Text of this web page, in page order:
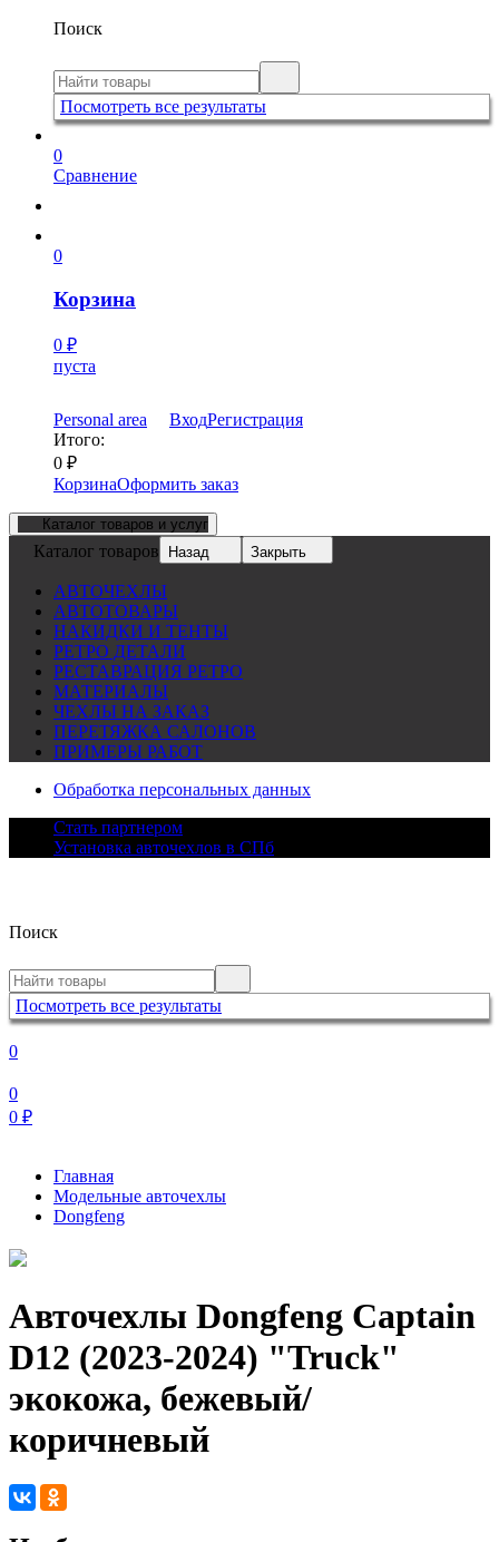
Поиск
Посмотреть все результаты
0
Сравнение
0
Корзина
0 ₽
пуста
Personal area ВходРегистрация
Итого:
0 ₽
КорзинаОформить заказ
Каталог товаров и услуг
Каталог товаров Назад Закрыть
АВТОЧЕХЛЫ
АВТОТОВАРЫ
НАКИДКИ И ТЕНТЫ
РЕТРО ДЕТАЛИ
РЕСТАВРАЦИЯ РЕТРО
МАТЕРИАЛЫ
ЧЕХЛЫ НА ЗАКАЗ
ПЕРЕТЯЖКА САЛОНОВ
ПРИМЕРЫ РАБОТ
Обработка персональных данных
Стать партнером
Установка авточехлов в СПб
Поиск
Посмотреть все результаты
0
0
0 ₽
Главная
Модельные авточехлы
Dongfeng
Авточехлы Dongfeng Captain
D12 (2023-2024) "Truck"
экокожа, бежевый/
коричневый